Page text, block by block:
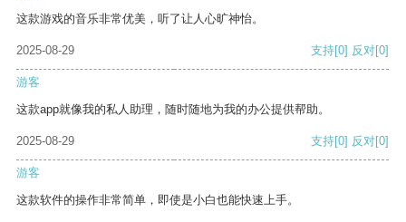
这款游戏的音乐非常优美，听了让人心旷神怡。
2025-08-29 支持[0] 反对[0]
游客
这款app就像我的私人助理，随时随地为我的办公提供帮助。
2025-08-29 支持[0] 反对[0]
游客
这款软件的操作非常简单，即使是小白也能快速上手。